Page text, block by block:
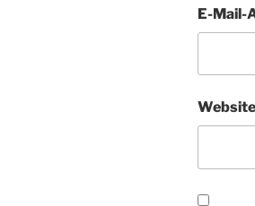
E-Mail-
Website